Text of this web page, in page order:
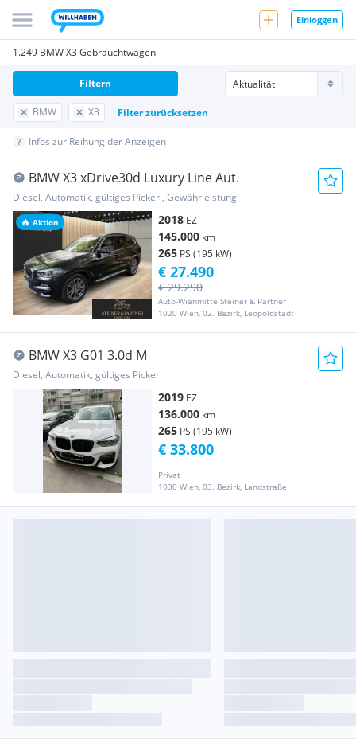
Einloggen
1.249 BMW X3 Gebrauchtwagen
BMW X3 Filter zurücksetzen
Filtern
Infos zur Reihung der Anzeigen
Aktion
BMW X3 xDrive30d Luxury Line Aut.
Diesel, Automatik, gültiges Pickerl, Gewährleistung
2018 EZ
145.000 km
265 PS (195 kW)
Auto-Wienmitte Steiner & Partner
1020 Wien, 02. Bezirk, Leopoldstadt
€ 29.290
€ 27.490
BMW X3 G01 3.0d M
Diesel, Automatik, gültiges Pickerl
2019 EZ
136.000 km
265 PS (195 kW)
Privat
1030 Wien, 03. Bezirk, Landstraße
€ 33.800